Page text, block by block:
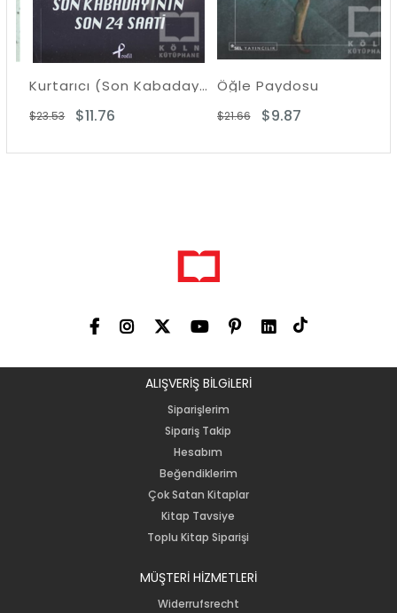
Kurtarıcı (Son Kabadayının 24 Saati)
$11.76
$23.53
Öğle Paydosu
$9.87
$21.66
ALIŞVERİŞ BİLGiLERİ
Siparişlerim
Sipariş Takip
Hesabım
Beğendiklerim
Çok Satan Kitaplar
Kitap Tavsiye
Toplu Kitap Siparişi
MÜŞTERİ HİZMETLERİ
Widerrufsrecht